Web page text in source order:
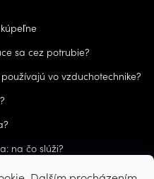
sa cez potrubie?
vo vzduchotechnike?
na čo slúži?